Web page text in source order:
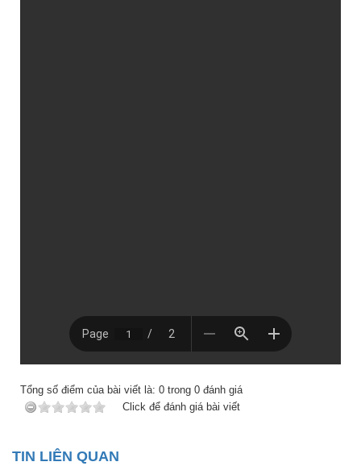
Tổng số điểm của bài viết là: 0 trong 0 đánh giá
Click để đánh giá bài viết
TIN LIÊN QUAN